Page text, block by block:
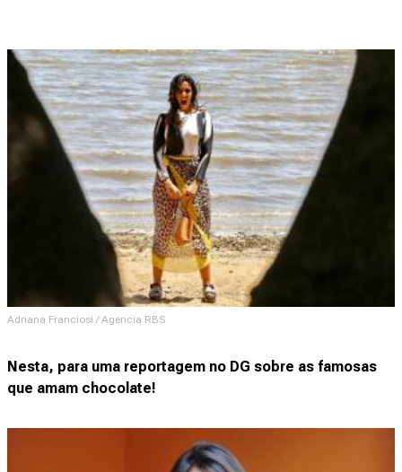
Adriana Franciosi / Agencia RBS
Nesta, para uma reportagem no DG sobre as famosas
que amam chocolate!